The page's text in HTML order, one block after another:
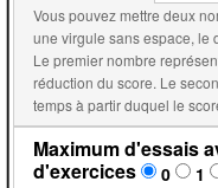
Vous pouvez mettre deux
une virgule sans espace, le
Le premier nombre
réduction du score. Le second, par défaut égal au premier, représente le
temps à partir duquel le
Maximum d'essais
d'exercices
0 1